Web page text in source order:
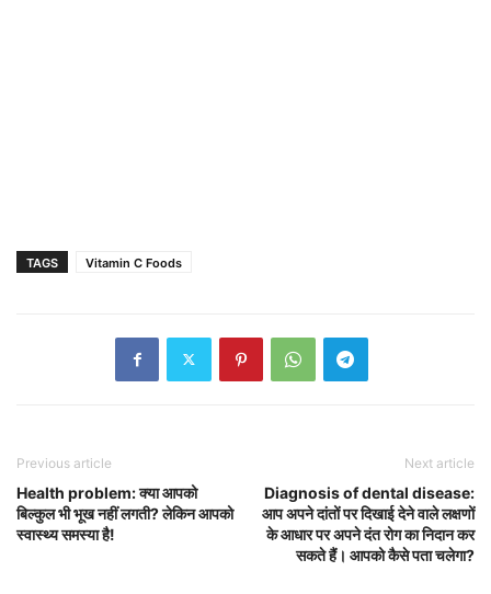
TAGS Vitamin C Foods
Previous article
Health problem: क्या आपको
बिल्कुल भी भूख नहीं लगती? लेकिन आपको
स्वास्थ्य समस्या है!
Next article
Diagnosis of dental disease:
आप अपने दांतों पर दिखाई देने वाले लक्षणों
के आधार पर अपने दंत रोग का निदान कर
सकते हैं। आपको कैसे पता चलेगा?